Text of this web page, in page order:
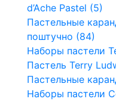
d’Ache Pastel (5)
Пастельные
поштучно (84)
Наборы пастели
Пастель Terry
Пастельные
Наборы пастели